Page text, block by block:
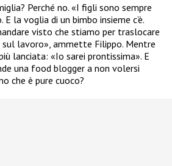
Perché no. «I figli sono sempre
E la voglia di un bimbo insieme c’è.
visto che stiamo per traslocare
sul lavoro», ammette Filippo. Mentre
lanciata: «Io sarei prontissima». E
una food blogger a non volersi
che è pure cuoco?